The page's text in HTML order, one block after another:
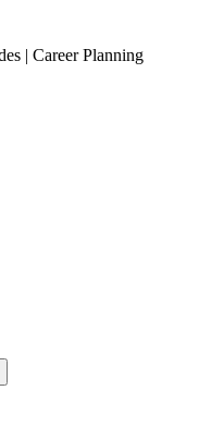
| Career Planning